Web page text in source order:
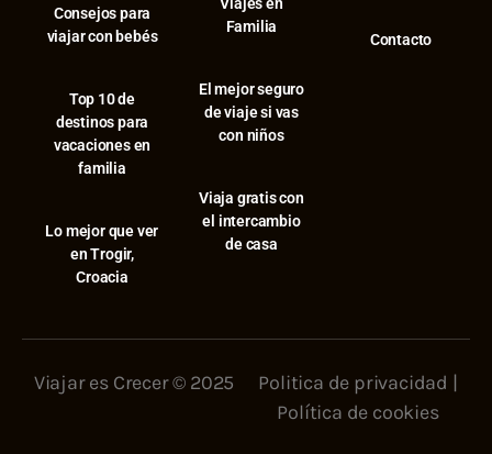
Consejos para
viajar con bebés
⁠Top 10 de
destinos para
vacaciones en
familia
⁠Lo mejor que ver
en Trogir,
Croacia
Viajes en
Familia
El mejor seguro
de viaje si vas
con niños
Viaja gratis con
el intercambio
de casa
Contacto
Viajar es Crecer © 2025 Politica de privacidad |
Política de cookies